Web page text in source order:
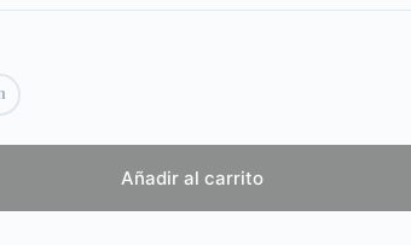
Añadir al carrito